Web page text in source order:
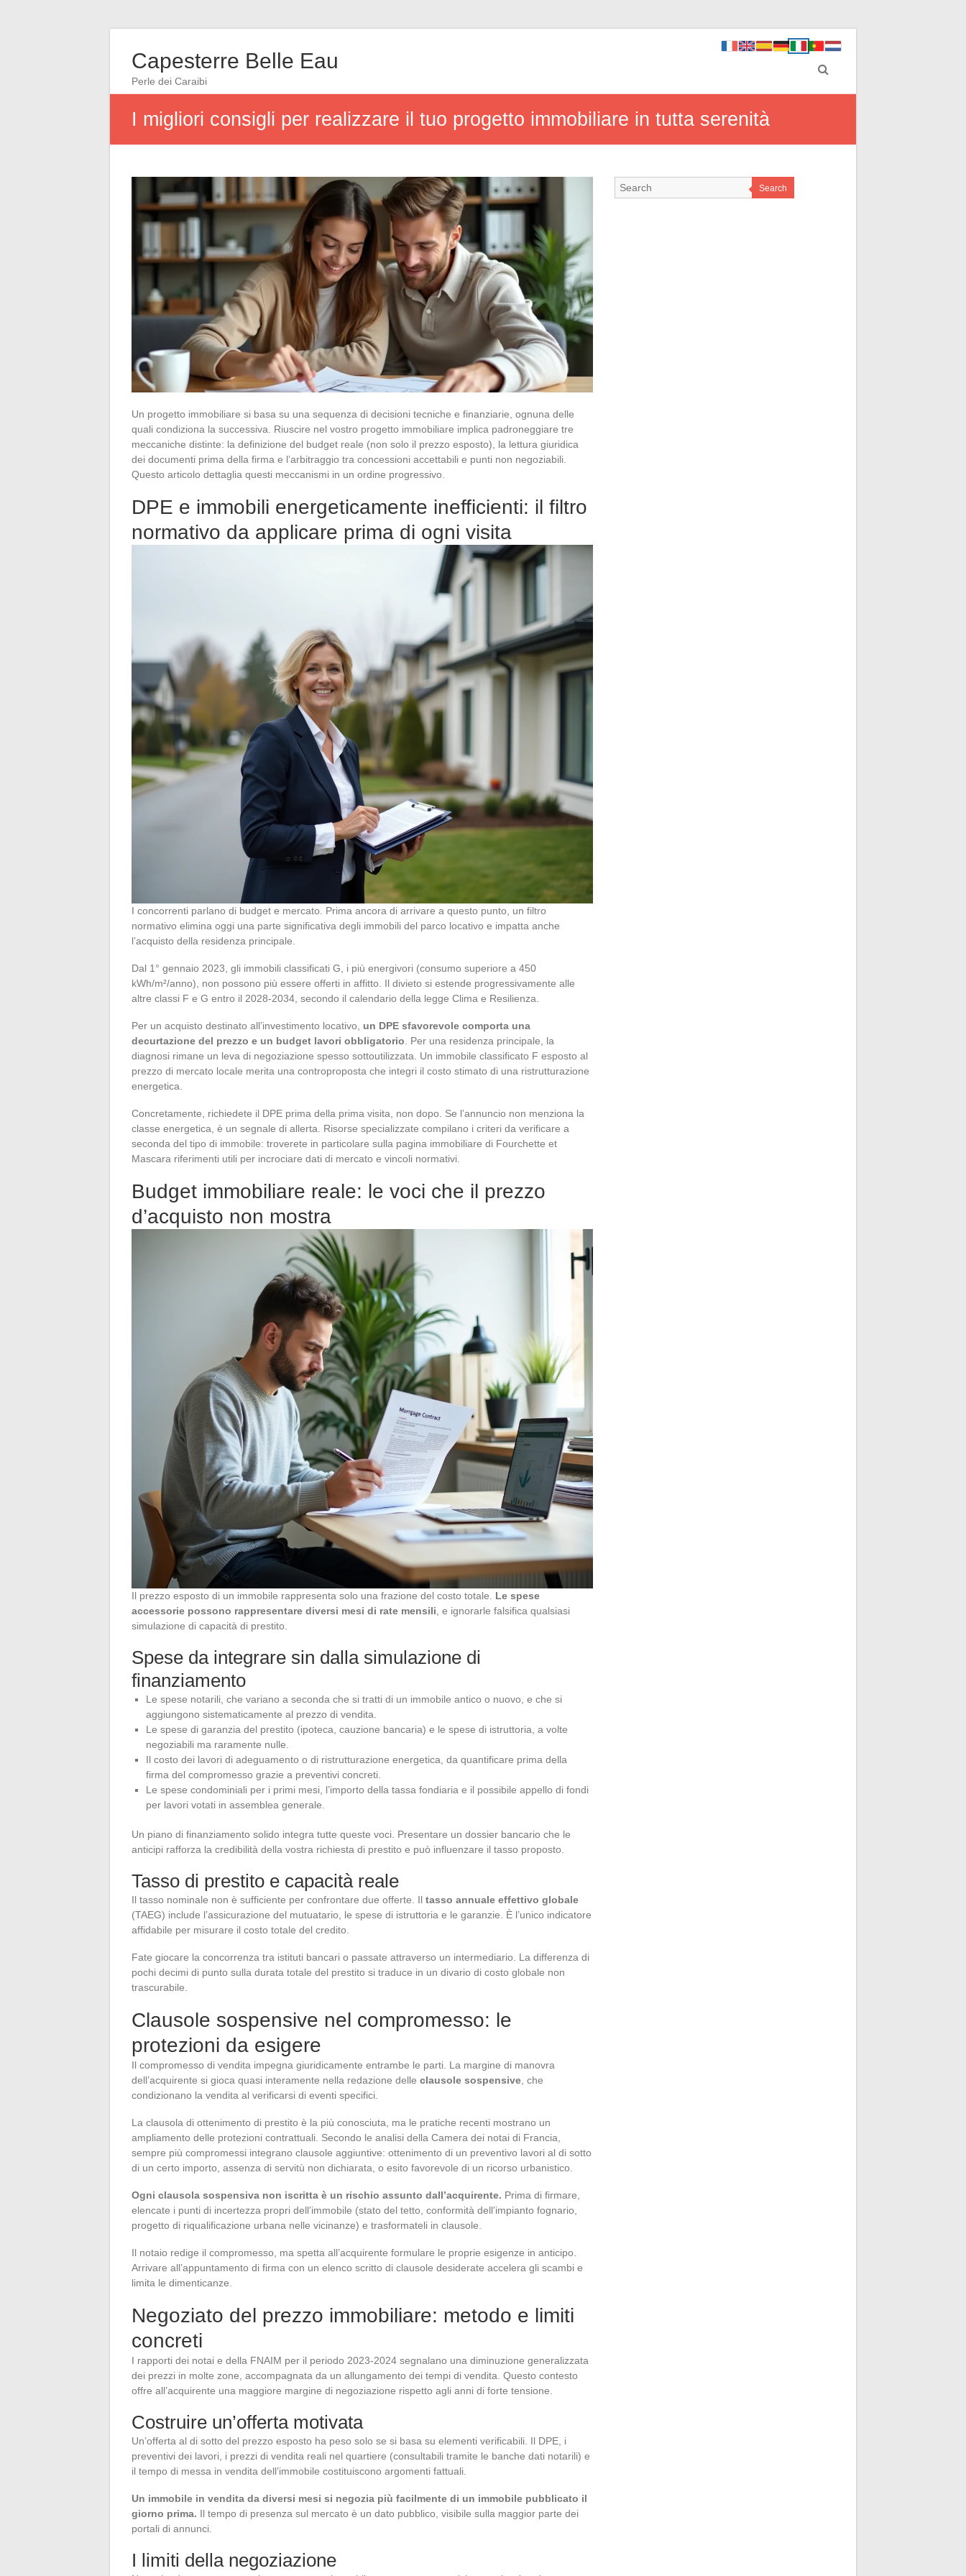
Capesterre Belle Eau
Perle dei Caraibi
I migliori consigli per realizzare il tuo progetto immobiliare in tutta serenità
Un progetto immobiliare si basa su una sequenza di decisioni tecniche e finanziarie, ognuna delle
quali condiziona la successiva. Riuscire nel vostro progetto immobiliare implica padroneggiare tre
meccaniche distinte: la definizione del budget reale (non solo il prezzo esposto), la lettura giuridica
dei documenti prima della firma e l’arbitraggio tra concessioni accettabili e punti non negoziabili.
Questo articolo dettaglia questi meccanismi in un ordine progressivo.
DPE e immobili energeticamente inefficienti: il filtro
normativo da applicare prima di ogni visita
I concorrenti parlano di budget e mercato. Prima ancora di arrivare a questo punto, un filtro
normativo elimina oggi una parte significativa degli immobili del parco locativo e impatta anche
l’acquisto della residenza principale.
Dal 1° gennaio 2023, gli immobili classificati G, i più energivori (consumo superiore a 450
kWh/m²/anno), non possono più essere offerti in affitto. Il divieto si estende progressivamente alle
altre classi F e G entro il 2028-2034, secondo il calendario della legge Clima e Resilienza.
Per un acquisto destinato all’investimento locativo, un DPE sfavorevole comporta una
decurtazione del prezzo e un budget lavori obbligatorio. Per una residenza principale, la
diagnosi rimane un leva di negoziazione spesso sottoutilizzata. Un immobile classificato F esposto al
prezzo di mercato locale merita una controproposta che integri il costo stimato di una ristrutturazione
energetica.
Concretamente, richiedete il DPE prima della prima visita, non dopo. Se l’annuncio non menziona la
classe energetica, è un segnale di allerta. Risorse specializzate compilano i criteri da verificare a
seconda del tipo di immobile: troverete in particolare sulla pagina immobiliare di Fourchette et
Mascara riferimenti utili per incrociare dati di mercato e vincoli normativi.
Budget immobiliare reale: le voci che il prezzo
d’acquisto non mostra
Il prezzo esposto di un immobile rappresenta solo una frazione del costo totale. Le spese
accessorie possono rappresentare diversi mesi di rate mensili , e ignorarle falsifica qualsiasi
simulazione di capacità di prestito.
Spese da integrare sin dalla simulazione di
finanziamento
Le spese notarili, che variano a seconda che si tratti di un immobile antico o nuovo, e che si
aggiungono sistematicamente al prezzo di vendita.
Le spese di garanzia del prestito (ipoteca, cauzione bancaria) e le spese di istruttoria, a volte
negoziabili ma raramente nulle.
Il costo dei lavori di adeguamento o di ristrutturazione energetica, da quantificare prima della
firma del compromesso grazie a preventivi concreti.
Le spese condominiali per i primi mesi, l’importo della tassa fondiaria e il possibile appello di fondi
per lavori votati in assemblea generale.
Un piano di finanziamento solido integra tutte queste voci. Presentare un dossier bancario che le
anticipi rafforza la credibilità della vostra richiesta di prestito e può influenzare il tasso proposto.
Tasso di prestito e capacità reale
Il tasso nominale non è sufficiente per confrontare due offerte. Il tasso annuale effettivo globale
(TAEG) include l’assicurazione del mutuatario, le spese di istruttoria e le garanzie. È l’unico indicatore
affidabile per misurare il costo totale del credito.
Fate giocare la concorrenza tra istituti bancari o passate attraverso un intermediario. La differenza di
pochi decimi di punto sulla durata totale del prestito si traduce in un divario di costo globale non
trascurabile.
Clausole sospensive nel compromesso: le
protezioni da esigere
Il compromesso di vendita impegna giuridicamente entrambe le parti. La margine di manovra
dell’acquirente si gioca quasi interamente nella redazione delle clausole sospensive , che
condizionano la vendita al verificarsi di eventi specifici.
La clausola di ottenimento di prestito è la più conosciuta, ma le pratiche recenti mostrano un
ampliamento delle protezioni contrattuali. Secondo le analisi della Camera dei notai di Francia,
sempre più compromessi integrano clausole aggiuntive: ottenimento di un preventivo lavori al di sotto
di un certo importo, assenza di servitù non dichiarata, o esito favorevole di un ricorso urbanistico.
Ogni clausola sospensiva non iscritta è un rischio assunto dall’acquirente. Prima di firmare,
elencate i punti di incertezza propri dell’immobile (stato del tetto, conformità dell’impianto fognario,
progetto di riqualificazione urbana nelle vicinanze) e trasformateli in clausole.
Il notaio redige il compromesso, ma spetta all’acquirente formulare le proprie esigenze in anticipo.
Arrivare all’appuntamento di firma con un elenco scritto di clausole desiderate accelera gli scambi e
limita le dimenticanze.
Negoziato del prezzo immobiliare: metodo e limiti
concreti
I rapporti dei notai e della FNAIM per il periodo 2023-2024 segnalano una diminuzione generalizzata
dei prezzi in molte zone, accompagnata da un allungamento dei tempi di vendita. Questo contesto
offre all’acquirente una maggiore margine di negoziazione rispetto agli anni di forte tensione.
Costruire un’offerta motivata
Un’offerta al di sotto del prezzo esposto ha peso solo se si basa su elementi verificabili. Il DPE, i
preventivi dei lavori, i prezzi di vendita reali nel quartiere (consultabili tramite le banche dati notarili) e
il tempo di messa in vendita dell’immobile costituiscono argomenti fattuali.
Un immobile in vendita da diversi mesi si negozia più facilmente di un immobile pubblicato il
giorno prima. Il tempo di presenza sul mercato è un dato pubblico, visibile sulla maggior parte dei
portali di annunci.
I limiti della negoziazione
Search